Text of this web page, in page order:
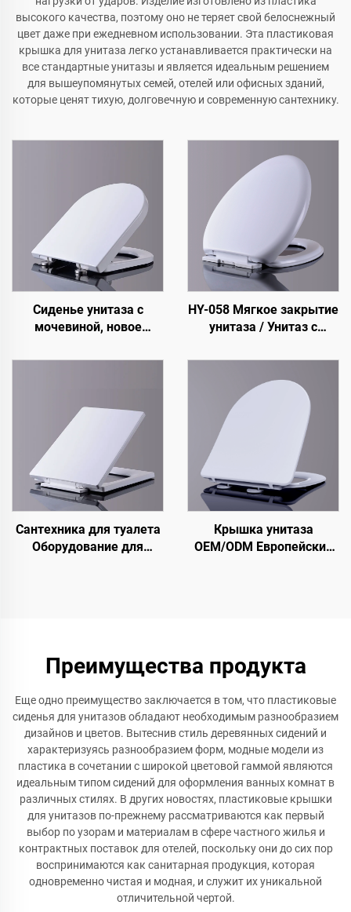
высокого качества, поэтому оно не теряет свой белоснежный
цвет даже при ежедневном использовании. Эта пластиковая
крышка для унитаза легко устанавливается практически на
все стандартные унитазы и является идеальным решением
для вышеупомянутых семей, отелей или офисных зданий,
которые ценят тихую, долговечную и современную сантехнику.
Сиденье унитаза с
мочевиной, новое
сантехническое
водопроводных кабинок
HY-058 Мягкое закрытие
унитаза / Унитаз с
Сантехника для туалета
Оборудование для
Крышка унитаза
OEM/ODM Европейский
Преимущества продукта
Еще одно преимущество заключается в том, что пластиковые
сиденья для унитазов обладают необходимым разнообразием
дизайнов и цветов. Вытеснив стиль деревянных сидений и
характеризуясь разнообразием форм, модные модели из
пластика в сочетании с широкой цветовой гаммой являются
идеальным типом сидений для оформления ванных комнат в
различных стилях. В других новостях, пластиковые крышки
для унитазов по-прежнему рассматриваются как первый
выбор по узорам и материалам в сфере частного жилья и
контрактных поставок для отелей, поскольку они до сих пор
воспринимаются как санитарная продукция, которая
одновременно чистая и модная, и служит их уникальной
отличительной чертой.